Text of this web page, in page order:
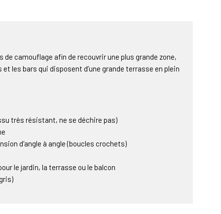
de camouflage afin de recouvrir une plus grande zone,
les bars qui disposent d’une grande terrasse en plein
très résistant, ne se déchire pas)
d'angle à angle (boucles crochets)
le jardin, la terrasse ou le balcon